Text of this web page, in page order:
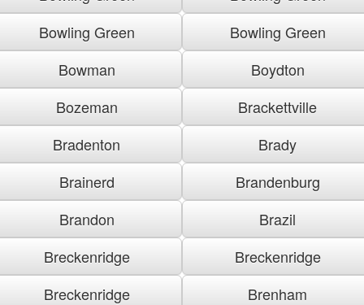
Bowling Green
Bowling Green
Bowman
Boydton
Bozeman
Brackettville
Bradenton
Brady
Brainerd
Brandenburg
Brandon
Brazil
Breckenridge
Breckenridge
Breckenridge
Brenham